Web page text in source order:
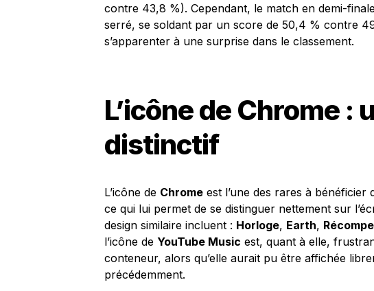
contre 43,8 %). Cependant, le match en demi-
serré, se soldant par un score de 50,4 % contre
s’apparenter à une surprise dans le classement.
L’icône de Chrome :
distinctif
L’icône de Chrome est l’une des rares à bénéficier
ce qui lui permet de se distinguer nettement sur
design similaire incluent : Horloge, Earth,
l’icône de YouTube Music est, quant à elle,
conteneur, alors qu’elle aurait pu être affichée
précédemment.